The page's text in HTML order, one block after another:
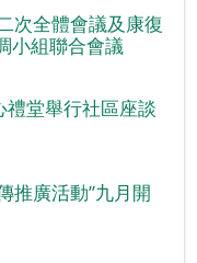
次全體會議及康復
小組聯合會議
堂舉行社區座談
推廣活動”九月開